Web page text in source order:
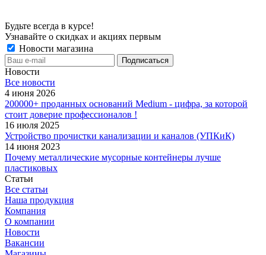
Будьте всегда в курсе!
Узнавайте о скидках и акциях первым
Новости магазина
Новости
Все новости
4 июня 2026
200000+ проданных оснований Medium - цифра, за которой
стоит доверие профессионалов !
16 июля 2025
Устройство прочистки канализации и каналов (УПКиК)
14 июня 2023
Почему металлические мусорные контейнеры лучше
пластиковых
Статьи
Все статьи
Наша продукция
Компания
О компании
Новости
Вакансии